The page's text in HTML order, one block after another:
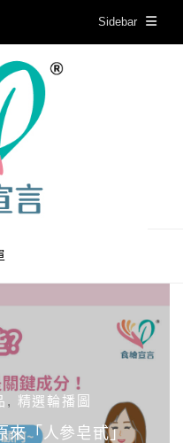
Sidebar
, 精選輪播圖
來「人參皂甙」